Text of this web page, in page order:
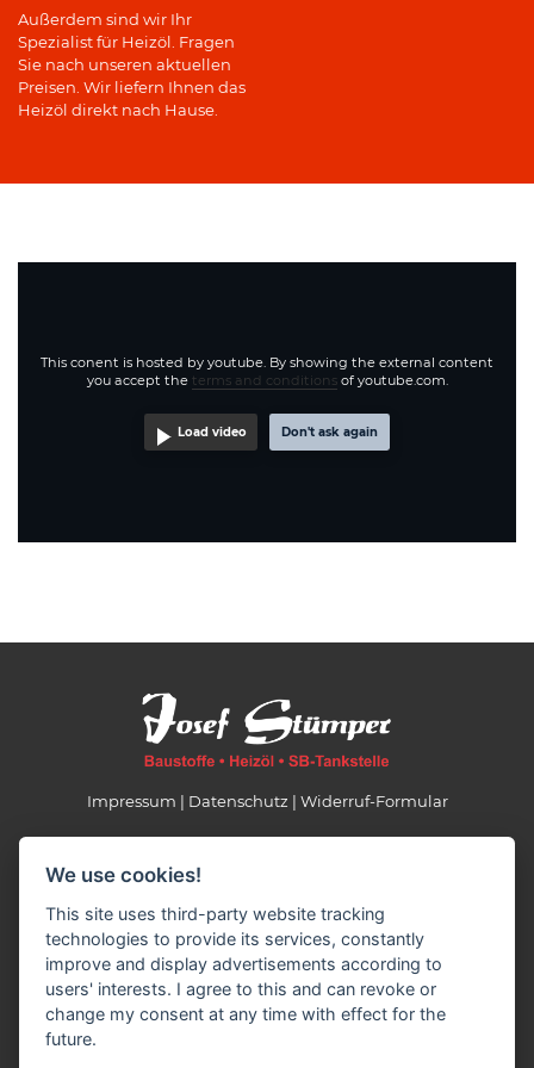
Außerdem sind wir Ihr
Spezialist für Heizöl. Fragen
Sie nach unseren aktuellen
Preisen. Wir liefern Ihnen das
Heizöl direkt nach Hause.
This conent is hosted by youtube. By showing the external content
you accept the terms and conditionsof youtube.com.
Load video Don't ask again
Impressum Datenschutz Widerruf-Formular
Cookie-Einstellungen ändern
Josef Stümper GmbH
Baustoffe-Bauelemente-Heizöl
Zeithstraße 318
53819 Neunkirchen-Seelscheid
Tel.: 02247/9766-0
info(at)stuemper-baustoffe.de
We use cookies!
This site uses third-party website tracking
technologies to provide its services, constantly
improve and display advertisements according to
users' interests. I agree to this and can revoke or
change my consent at any time with effect for the
future.